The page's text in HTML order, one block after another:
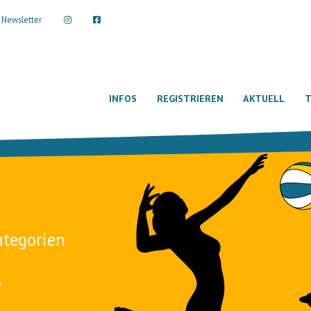
Newsletter
INFOS REGISTRIEREN AKTUELL